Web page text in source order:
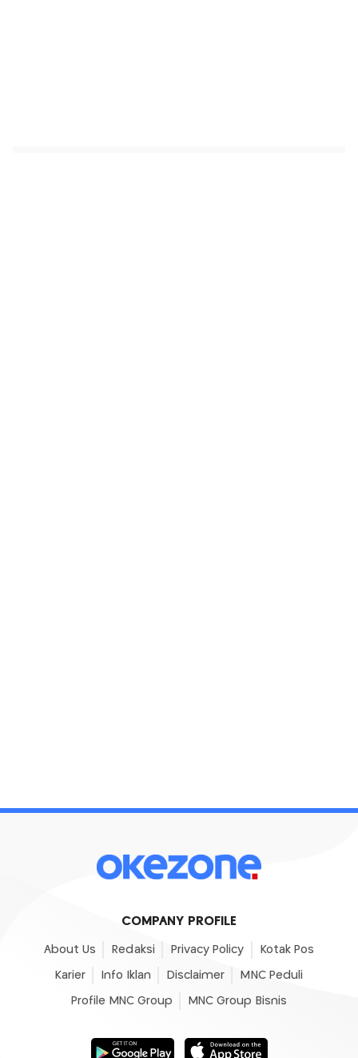
COMPANY PROFILE
About Us Redaksi Privacy Policy Kotak Pos
Karier Info Iklan Disclaimer MNC Peduli
Profile MNC Group MNC Group Bisnis